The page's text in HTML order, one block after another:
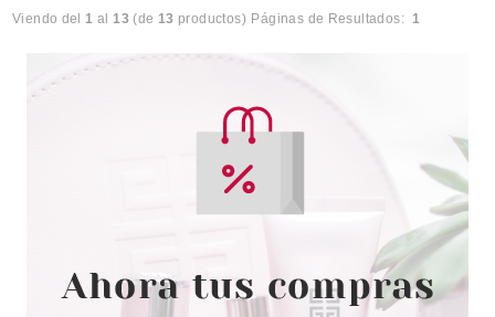
Viendo del1 al13 (de 13 productos) Páginas de Resultados: 1